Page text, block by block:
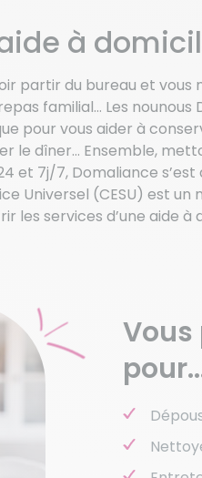
à
partir du bureau et
familial… Les
pour vous aider à
dîner… Ensemble,
et 7j/7, Domaliance
Universel (CESU) est
les services d’une aide à
Vous